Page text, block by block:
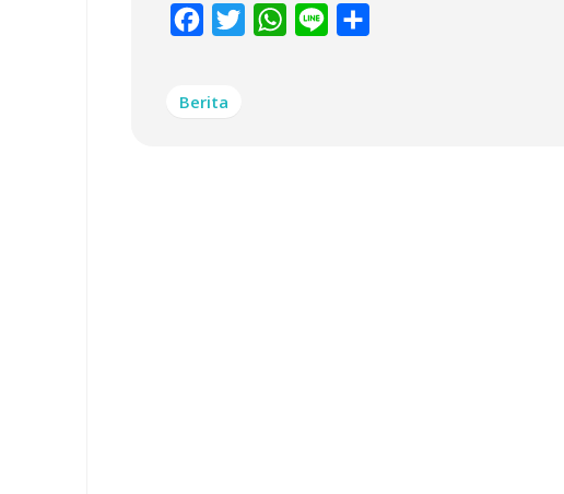
Facebook
Twitter WhatsApp
Line
Berita